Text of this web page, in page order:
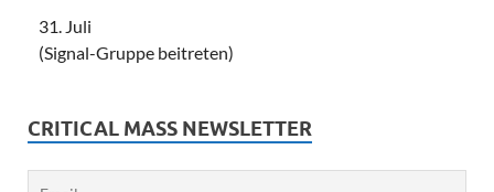
31. Juli
(Signal-Gruppe beitreten)
CRITICAL MASS NEWSLETTER